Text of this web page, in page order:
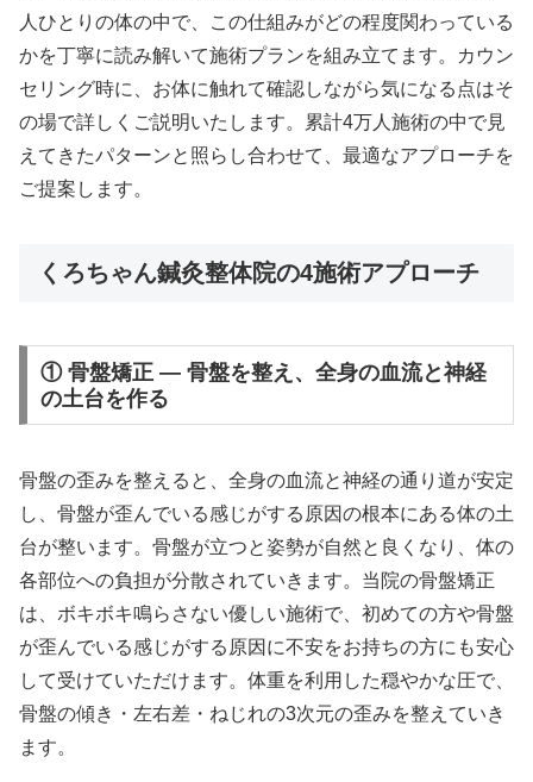
人ひとりの体の中で、この仕組みがどの程度関わっている
かを丁寧に読み解いて施術プランを組み立てます。カウン
セリング時に、お体に触れて確認しながら気になる点はそ
の場で詳しくご説明いたします。累計4万人施術の中で見
えてきたパターンと照らし合わせて、最適なアプローチを
ご提案します。
くろちゃん鍼灸整体院の4施術アプローチ
① 骨盤矯正 — 骨盤を整え、全身の血流と神経
の土台を作る
骨盤の歪みを整えると、全身の血流と神経の通り道が安定
し、骨盤が歪んでいる感じがする原因の根本にある体の土
台が整います。骨盤が立つと姿勢が自然と良くなり、体の
各部位への負担が分散されていきます。当院の骨盤矯正
は、ボキボキ鳴らさない優しい施術で、初めての方や骨盤
が歪んでいる感じがする原因に不安をお持ちの方にも安心
して受けていただけます。体重を利用した穏やかな圧で、
骨盤の傾き・左右差・ねじれの3次元の歪みを整えていき
ます。